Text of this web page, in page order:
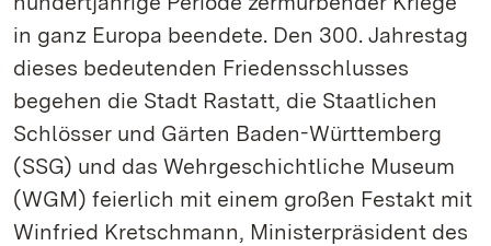
in ganz Europa beendete. Den 300. Jahrestag
dieses bedeutenden Friedensschlusses
begehen die Stadt Rastatt, die Staatlichen
Schlösser und Gärten Baden-Württemberg
(SSG) und das Wehrgeschichtliche Museum
(WGM) feierlich mit einem großen Festakt mit
Winfried Kretschmann, Ministerpräsident des